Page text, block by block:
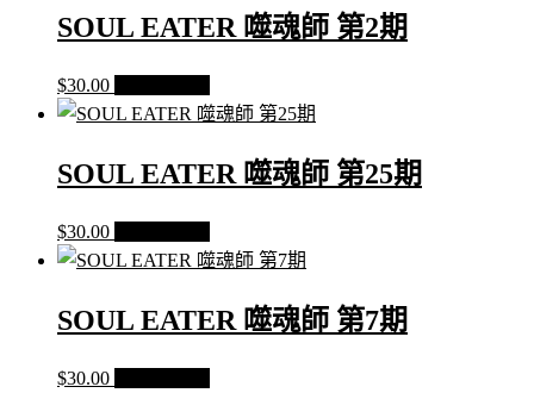
SOUL EATER 噬魂師 第2期
$30.00
SOUL EATER 噬魂師 第25期
$30.00
SOUL EATER 噬魂師 第7期
$30.00